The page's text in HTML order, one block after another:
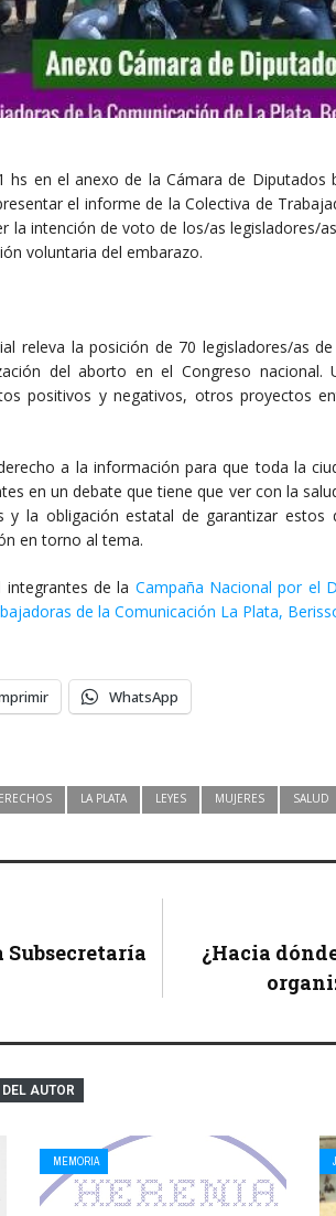
en el anexo de la Cámara de Diputados
el informe de la Colectiva de
la intención de voto de los/as legisladores/
voluntaria del embarazo.
releva la posición de 70 legisladores/as
del aborto en el Congreso nacional.
positivos y negativos, otros proyectos
a la información para que toda la
en un debate que tiene que ver con la
y la obligación estatal de garantizar estos
en torno al tema.
integrantes de la Campaña Nacional por el
de la Comunicación La Plata,
WhatsApp
LA PLATA LEYES MUJERES SALUD
Subsecretaría
¿Hacia
AUTOR
MEMORIA